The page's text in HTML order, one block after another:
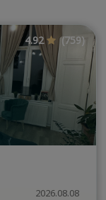
4.92 (759)
2026.08.08